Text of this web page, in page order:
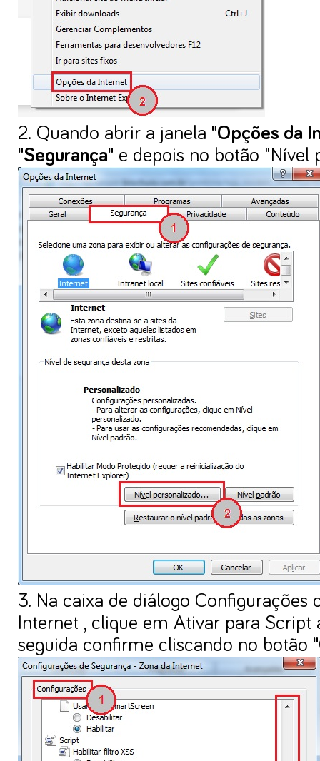
2. Quando abrir a janela "Opções da
"Segurança" e depois no botão "Nível
3. Na caixa de diálogo Configurações
Internet , clique em Ativar para Script
seguida confirme cliscando no botão